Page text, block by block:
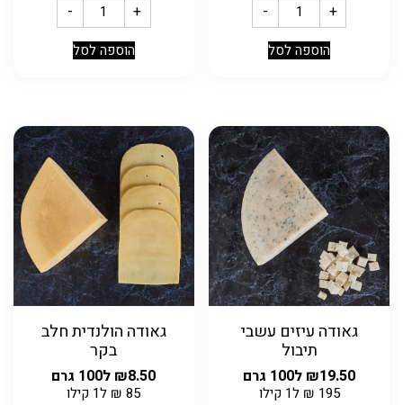
- +
הוספה לסל
- +
הוספה לסל
גאודה עיזים עשבי
תיבול
₪19.50 ל100 גרם
195
₪ ל1 קילו
גאודה הולנדית חלב
בקר
₪8.50 ל100 גרם
85
₪ ל1 קילו